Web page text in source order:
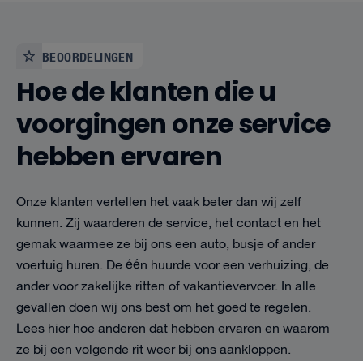
BEOORDELINGEN
Hoe de klanten die u
voorgingen onze service
hebben ervaren
Onze klanten vertellen het vaak beter dan wij zelf
kunnen. Zij waarderen de service, het contact en het
gemak waarmee ze bij ons een auto, busje of ander
voertuig huren. De één huurde voor een verhuizing, de
ander voor zakelijke ritten of vakantievervoer. In alle
gevallen doen wij ons best om het goed te regelen.
Lees hier hoe anderen dat hebben ervaren en waarom
ze bij een volgende rit weer bij ons aankloppen.